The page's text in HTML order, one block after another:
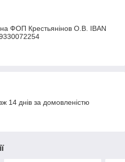
ФОП Крестьянінов О.В. IBAN
14 днів за домовленістю